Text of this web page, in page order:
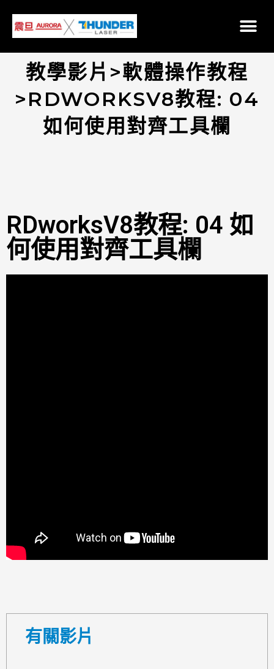
教學影片>軟體操作教程
>RDWORKSV8教程: 04
如何使用對齊工具欄
RDworksV8教程: 04 如
何使用對齊工具欄
有關影片